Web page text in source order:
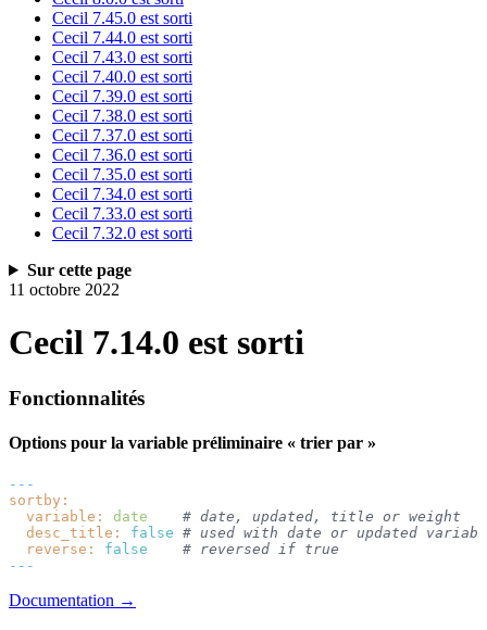
Cecil 7.45.0 est sorti
Cecil 7.44.0 est sorti
Cecil 7.43.0 est sorti
Cecil 7.40.0 est sorti
Cecil 7.39.0 est sorti
Cecil 7.38.0 est sorti
Cecil 7.37.0 est sorti
Cecil 7.36.0 est sorti
Cecil 7.35.0 est sorti
Cecil 7.34.0 est sorti
Cecil 7.33.0 est sorti
Cecil 7.32.0 est sorti
Sur cette page
11 octobre 2022
Cecil 7.14.0 est sorti
Fonctionnalités
Options pour la variable préliminaire « trier par »
---
sortby:
variable:
date
# date, updated, title or weight
desc_title:
false # used with date or updated
reverse:
false
# reversed if true
---
Documentation →